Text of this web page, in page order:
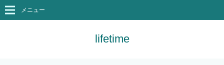
lifetime
メニュー